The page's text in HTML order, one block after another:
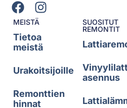
MEISTÄ
Tietoa
meistä
Urakoitsijoille
Remonttien
hinnat
SUOSITUT
REMONTIT
asennus